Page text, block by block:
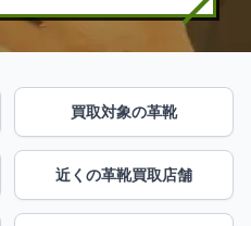
買取対象の革靴
近くの革靴買取店舗